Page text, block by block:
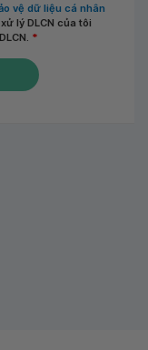
vệ dữ liệu cá nhân
lý DLCN của tôi
*